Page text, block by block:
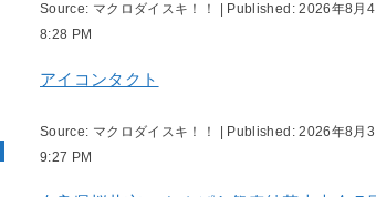
Source: マクロダイスキ！！ Published:2026年8月
8:28 PM
アイコンタクト
Source: マクロダイスキ！！ Published:2026年8月
9:27 PM